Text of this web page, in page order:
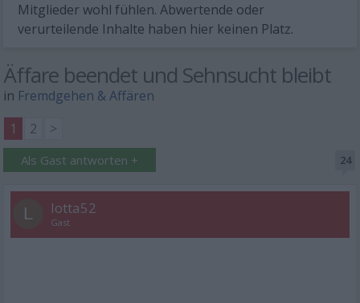
Mitglieder wohl fühlen. Abwertende oder
verurteilende Inhalte haben hier keinen Platz.
Äffare beendet und Sehnsucht bleibt
in Fremdgehen & Affären
1
2 >
Als Gast antworten + 24
L lotta52
Gast